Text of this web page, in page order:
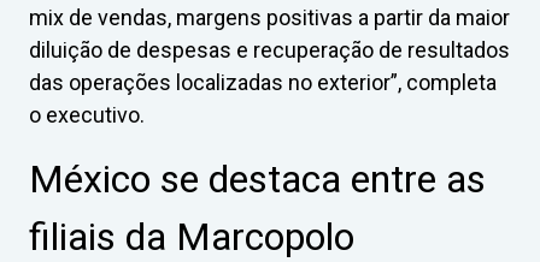
mix de vendas, margens positivas a partir da maior
diluição de despesas e recuperação de resultados
das operações localizadas no exterior”, completa
o executivo.
México se destaca entre as
filiais da Marcopolo